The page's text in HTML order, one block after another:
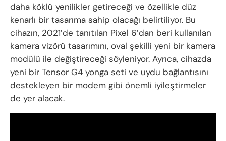
daha köklü yenilikler getireceği ve özellikle düz
kenarlı bir tasarıma sahip olacağı belirtiliyor. Bu
cihazın, 2021’de tanıtılan Pixel 6’dan beri kullanılan
kamera vizörü tasarımını, oval şekilli yeni bir kamera
modülü ile değiştireceği söyleniyor. Ayrıca, cihazda
yeni bir Tensor G4 yonga seti ve uydu bağlantısını
destekleyen bir modem gibi önemli iyileştirmeler
de yer alacak.